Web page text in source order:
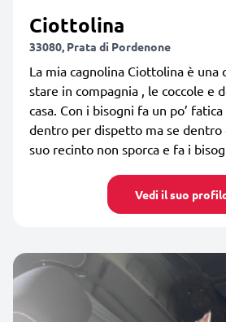
Ciottolina
33080, Prata di Pordenone
La mia cagnolina Ciottolina è una
stare in compagnia , le coccole e
casa. Con i bisogni fa un po’
dentro per dispetto ma se dentro
suo recinto non sporca e fa i
Vedi il suo